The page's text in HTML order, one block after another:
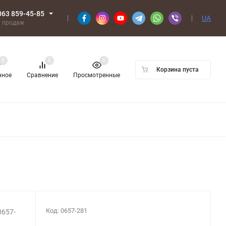
859-45-85
продаж
UA
0
Сравнение
0
Просмотренные
0
Корзина пуста
Код: 0657-281